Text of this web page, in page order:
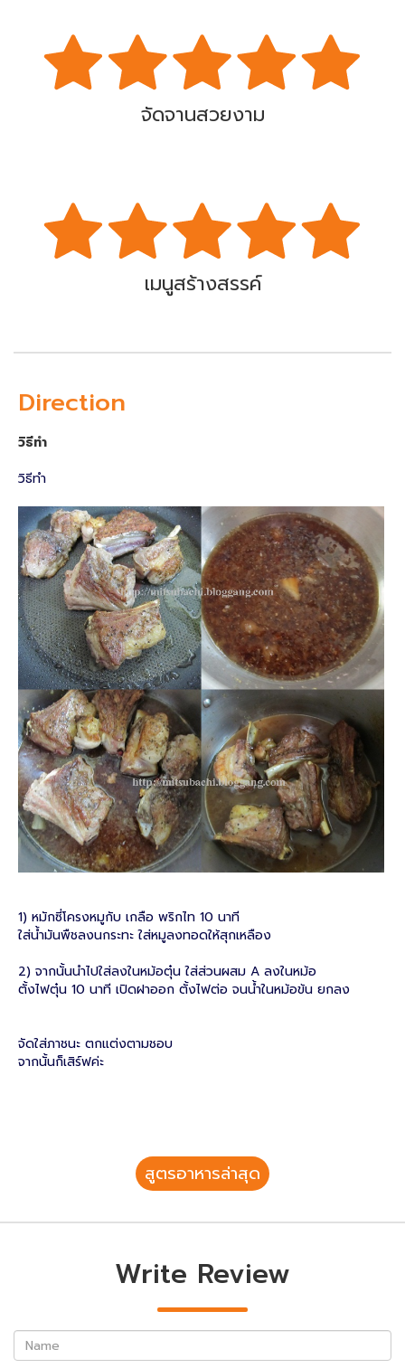
จัดจานสวยงาม
เมนูสร้างสรรค์
Direction
วิธีทำ
วิธีทำ
1) หมักซี่โครงหมูกับ เกลือ พริกไท 10 นาที
ใส่น้ำมันพืชลงนกระทะ ใส่หมูลงทอดให้สุกเหลือง
2) จากนั้นนำไปใส่ลงในหม้อตุ๋น ใส่ส่วนผสม A ลงในหม้อ
ตั้งไฟตุ๋น 10 นาที เปิดฝาออก ตั้งไฟต่อ จนน้ำในหม้อข้น ยกลง
จัดใส่ภาชนะ ตกแต่งตามชอบ
จากนั้นก็เสิร์ฟค่ะ
สูตรอาหารล่าสุด
Write Review
Name